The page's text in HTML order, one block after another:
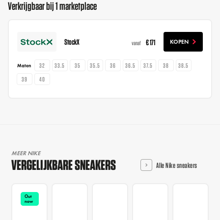
Verkrijgbaar bij 1 marketplace
StockX vanaf € 171 KOPEN
Maten 32 33.5 35 35.5 36 36.5 37.5 38
38.5
39
40
MEER NIKE
VERGELIJKBARE SNEAKERS Alle Nike sneakers
Out
now